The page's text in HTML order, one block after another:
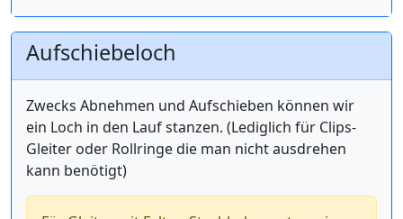
Aufschiebeloch
Zwecks Abnehmen und Aufschieben können wir
ein Loch in den Lauf stanzen. (Lediglich für Clips-
Gleiter oder Rollringe die man nicht ausdrehen
kann benötigt)